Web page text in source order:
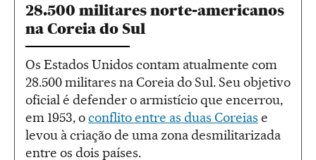
28.500 militares norte-americanos
na Coreia do Sul
Os Estados Unidos contam atualmente com
28.500 militares na Coreia do Sul. Seu objetivo
oficial é defender o armistício que encerrou,
em 1953, oconflito entre as duas Coreias e
levou à criação de uma zona desmilitarizada
entre os dois países.